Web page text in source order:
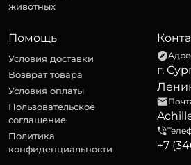
животных
Помощь
Условия доставки
Возврат товара
Условия оплаты
Пользовательское
соглашение
Политика
конфиденциальности
г.
+7